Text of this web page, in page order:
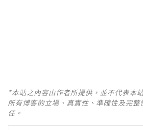
*本站之內容由作者所提供，並不代表本
所有博客的立場、真實性、準確性及完
任。